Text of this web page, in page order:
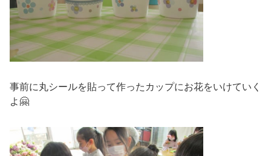
事前に丸シールを貼って作ったカップにお花をいけていく
よ🤗